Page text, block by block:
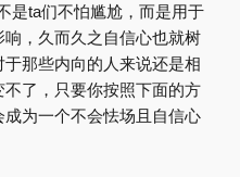
是ta们不怕尴尬，而是用于
，久而久之自信心也就树
那些内向的人来说还是相
了，只要你按照下面的方
为一个不会怯场且自信心